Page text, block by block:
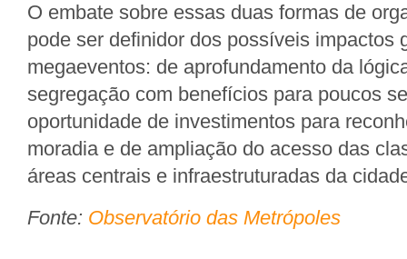
O embate sobre essas duas formas de
pode ser definidor dos possíveis impactos
megaeventos: de aprofundamento da
segregação com benefícios para poucos
oportunidade de investimentos para
moradia e de ampliação do acesso das
áreas centrais e infraestruturadas da
Fonte: Observatório das Metrópoles